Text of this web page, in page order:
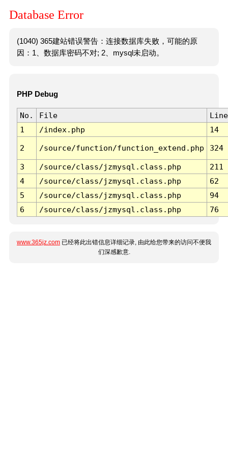
Database Error
(1040) 365建站错误警告：连接数据库失败，可能的原
因：1、数据库密码不对; 2、mysql未启动。
PHP Debug
No. File
Line
1
/index.php 14
2 /source/function/function_extend.php 324
3 /source/class/jzmysql.class.php
211
4
/source/class/jzmysql.class.php
62
5
/source/class/jzmysql.class.php
94
6
/source/class/jzmysql.class.php 76
www.365jz.com 已经将此出错信息详细记录, 由此给您带来的访问不便我
们深感歉意.